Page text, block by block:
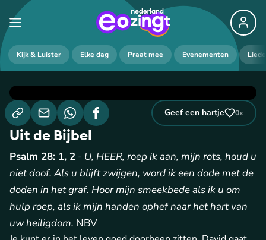
Kijk & Luister Elke dag Praat mee Evenementen
Geef een hartje 0x
Uit de Bijbel
Psalm 28: 1, 2 - U, HEER, roep ik aan, mijn rots, houd u
niet doof. Als u blijft zwijgen, word ik een dode met de
doden in het graf. Hoor mijn smeekbede als ik u om
hulp roep, als ik mijn handen ophef naar het hart van
uw heiligdom. NBV